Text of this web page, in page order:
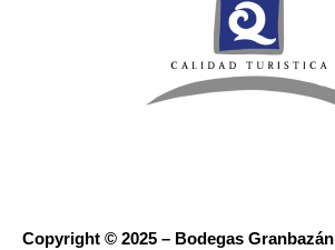
Copyright © 2025 – Bodegas Granbazán